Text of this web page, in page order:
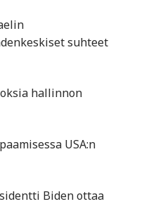
suhteet
hallinnon
USA:n
Biden ottaa